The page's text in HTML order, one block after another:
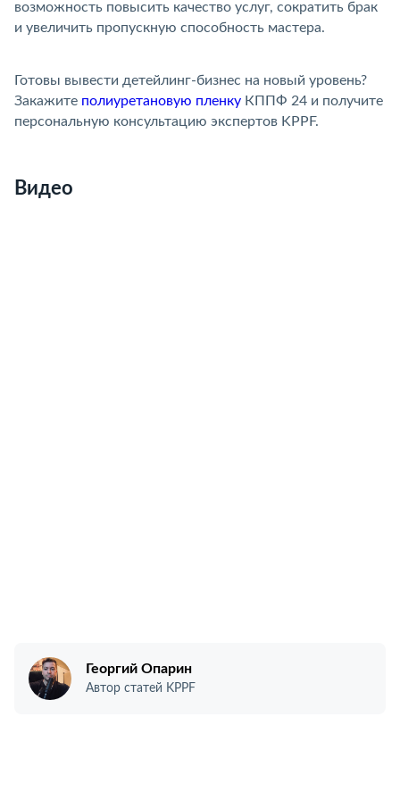
озможность повысить качество услуг, сократить брак
и увеличить пропускную способность мастера.
Готовы вывести детейлинг-бизнес на новый уровень?
Закажите полиуретановую пленку КППФ 24 и получите
персональную консультацию экспертов KPPF.
Видео
Георгий Опарин
Автор статей KPPF